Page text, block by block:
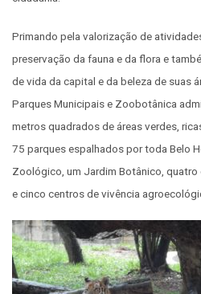
Primando pela valorização de
preservação da fauna e da flora e
de vida da capital e da beleza de suas
Parques Municipais e Zoobotânica
metros quadrados de áreas verdes,
75 parques espalhados por toda Belo
Zoológico, um Jardim Botânico, quatro
e cinco centros de vivência